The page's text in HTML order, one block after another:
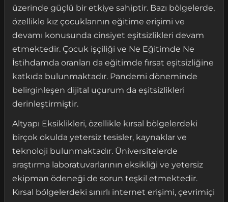
üzerinde güçlü bir etkiye sahiptir. Bazı bölgelerde,
özellikle kız çocuklarının eğitime erişimi ve
devamı konusunda cinsiyet eşitsizlikleri devam
etmektedir. Çocuk işçiliği ve Ne Eğitimde Ne
İstihdamda oranları da eğitimde fırsat eşitsizliğine
katkıda bulunmaktadır. Pandemi döneminde
belirginleşen dijital uçurum da eşitsizlikleri
derinleştirmiştir.
Altyapı Eksiklikleri, özellikle kırsal bölgelerdeki
birçok okulda yetersiz tesisler, kaynaklar ve
teknoloji bulunmaktadır. Üniversitelerde
araştırma laboratuvarlarının eksikliği ve yetersiz
ekipman ödeneği de sorun teşkil etmektedir.
Kırsal bölgelerdeki sınırlı internet erişimi, çevrimiçi